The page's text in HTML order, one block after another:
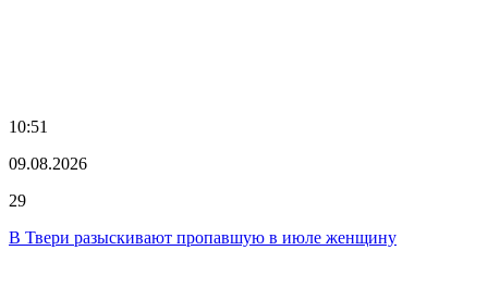
10:51
09.08.2026
29
В Твери разыскивают пропавшую в июле женщину